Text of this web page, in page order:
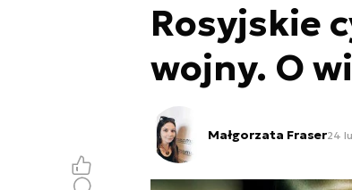
Rosyjskie
wojny. O
Małgorzata Fraser24